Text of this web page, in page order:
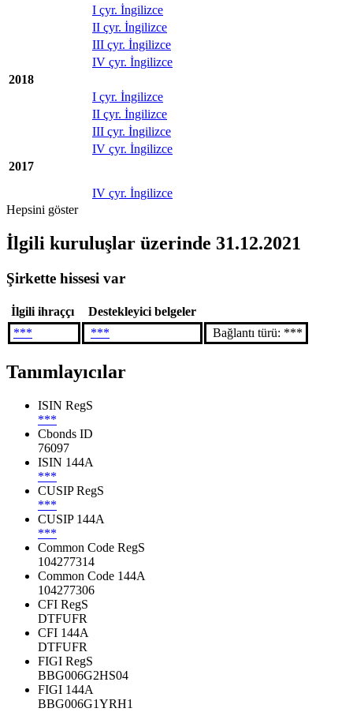
I çyr. İngilizce
II çyr. İngilizce
III çyr. İngilizce
IV çyr. İngilizce
2018
I çyr. İngilizce
II çyr. İngilizce
III çyr. İngilizce
IV çyr. İngilizce
2017
IV çyr. İngilizce
Hepsini göster
İlgili kuruluşlar üzerinde 31.12.2021
Şirkette hissesi var
İlgili ihraççı
Destekleyici belgeler
***
*** Bağlantı türü: ***
Tanımlayıcılar
ISIN RegS
***
Cbonds ID
76097
ISIN 144A
***
CUSIP RegS
***
CUSIP 144A
***
Common Code RegS
104277314
Common Code 144A
104277306
CFI RegS
DTFUFR
CFI 144A
DTFUFR
FIGI RegS
BBG006G2HS04
FIGI 144A
BBG006G1YRH1